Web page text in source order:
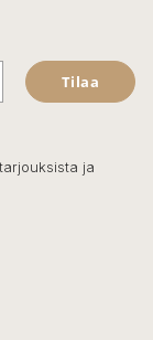
Tilaa
ja